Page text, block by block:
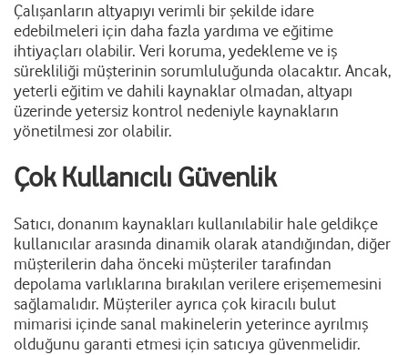
Çalışanların altyapıyı verimli bir şekilde idare
edebilmeleri için daha fazla yardıma ve eğitime
ihtiyaçları olabilir. Veri koruma, yedekleme ve iş
sürekliliği müşterinin sorumluluğunda olacaktır. Ancak,
yeterli eğitim ve dahili kaynaklar olmadan, altyapı
üzerinde yetersiz kontrol nedeniyle kaynakların
yönetilmesi zor olabilir.
Çok Kullanıcılı Güvenlik
Satıcı, donanım kaynakları kullanılabilir hale geldikçe
kullanıcılar arasında dinamik olarak atandığından, diğer
müşterilerin daha önceki müşteriler tarafından
depolama varlıklarına bırakılan verilere erişememesini
sağlamalıdır. Müşteriler ayrıca çok kiracılı bulut
mimarisi içinde sanal makinelerin yeterince ayrılmış
olduğunu garanti etmesi için satıcıya güvenmelidir.